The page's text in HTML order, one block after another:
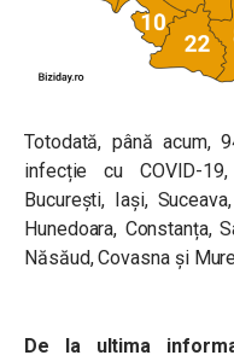
Totodată, până acum,
infecție cu COVID-
București, Iași,
Hunedoara, Constanța,
Năsăud, Covasna și
De la ultima